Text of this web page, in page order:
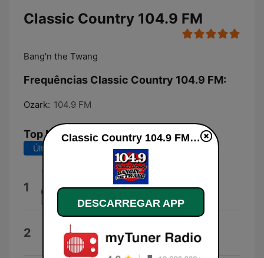
Classic Country 104.9 FM
Bang'n the Twang
Frequências Classic Country 104.9 FM:
Ozark: 104.9 FM
Top Músicas
Últimos 7 dias Últimos 30 dias
1 Leap of Faith
2 Earl Thomas Conley
Classic Country 104.9 FM online
DESCARREGAR APP